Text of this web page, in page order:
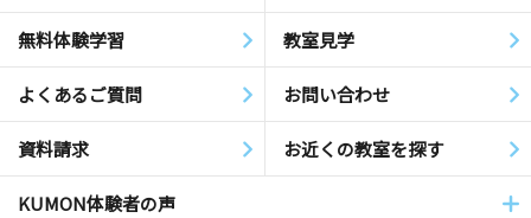
無料体験学習 教室見学
よくあるご質問 お問い合わせ
資料請求 お近くの教室を探す
KUMON体験者の声